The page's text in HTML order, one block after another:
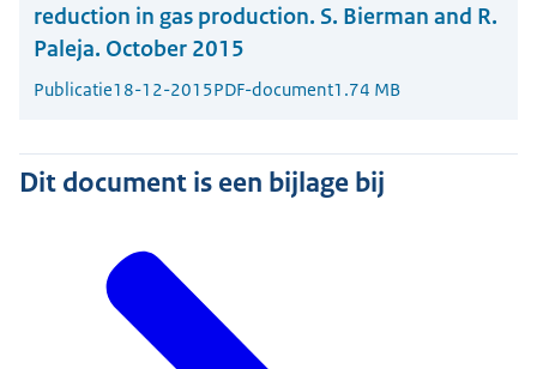
reduction in gas production. S. Bierman and R.
Paleja. October 2015
Publicatie18-12-2015PDF-document1.74 MB
Dit document is een bijlage bij